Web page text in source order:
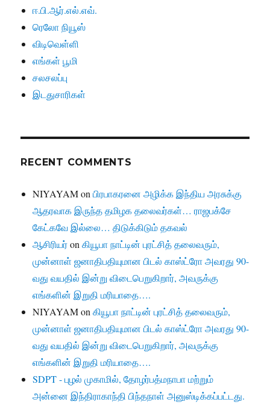
ஈ.பி.ஆர்.எல்.எவ்.
ரெலோ நியூஸ்
விடிவெள்ளி
எங்கள் பூமி
சலசலப்பு
இடதுசாரிகள்
RECENT COMMENTS
NIYAYAMonபிரபாகரனை அழிக்க இந்திய அரசுக்கு
ஆதரவாக இருந்த தமிழக தலைவர்கள்… ராஜபக்சே
கேட்கவே இல்லை… திடுக்கிடும் தகவல்
ஆசிரியர்onகியூபா நாட்டின் புரட்சித் தலைவரும்,
முன்னாள் ஜனாதிபதியுமான பிடல் காஸ்ட்ரோ அவரது 90-
வது வயதில் இன்று விடைபெறுகிறார், அவருக்கு
எங்களின் இறுதி மரியாதை….
NIYAYAMonகியூபா நாட்டின் புரட்சித் தலைவரும்,
முன்னாள் ஜனாதிபதியுமான பிடல் காஸ்ட்ரோ அவரது 90-
வது வயதில் இன்று விடைபெறுகிறார், அவருக்கு
எங்களின் இறுதி மரியாதை….
SDPT - புழல் முகாமில், தோழர்பத்மநாபா மற்றும்
அன்னை இந்திராகாந்தி பிந்தநாள் அனுஸ்டிக்கப்பட்டது.